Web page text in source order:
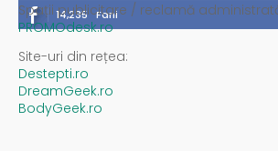
14,235 Fani
Spații publicitare / reclamă
PROMOdesk.ro
Site-uri din rețea:
Destepti.ro
DreamGeek.ro
BodyGeek.ro